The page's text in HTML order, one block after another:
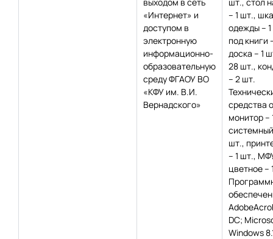
«Интернет» и
доступом в
электронную
информационно-
образовательную
среду ФГАОУ ВО
«КФУ им. В.И.
Вернадского»
– 1 шт.,
одежды –
под книги
доска – 1
28 шт.,
– 2 шт.
средства
монитор –
шт.,
– 1 шт.,
цветное –
DC;
Windows